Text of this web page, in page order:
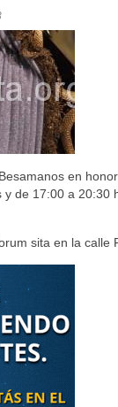
de la Salud
la Divina
en honor de
Nuestra Señora de
en
de 17:00 a 20:30
sita en la calle